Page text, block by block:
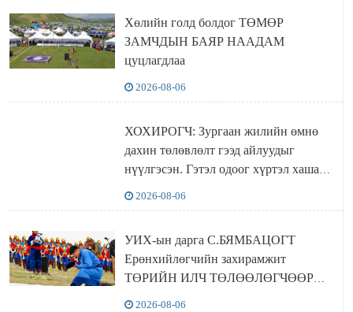
Хөлийн голд болдог ТӨМӨР
ЗАМЧДЫН БАЯР НААДАМ
цуцлагдлаа
2026-08-06
ХОХИРОГЧ: Зургаан жилийн өмнө
дахин төлөвлөлт гээд айлуудыг
нүүлгэсэн. Гэтэл одоог хүртэл хашаа
байшин ч байхгүй, орон сууц ч
байхгүй хаана амьдрахаа мэдэхгүй явж
2026-08-06
УИХ-ын дарга С.БЯМБАЦОГТ
Ерөнхийлөгчийн захирамжит
ТӨРИЙН ИЛЧ ТӨЛӨӨЛӨГЧӨӨР
Сутай хайрханы тахилгад оролцжээ
2026-08-06